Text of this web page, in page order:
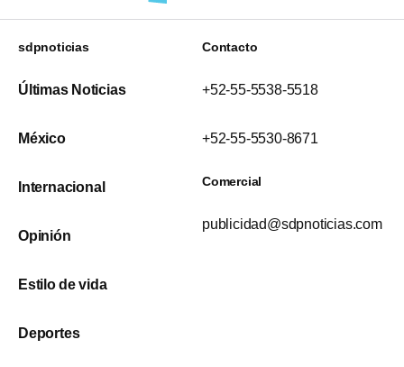
sdpnoticias
Últimas Noticias
México
Internacional
Opinión
Estilo de vida
Deportes
Contacto
+52-55-5538-5518
+52-55-5530-8671
Comercial
publicidad@sdpnoticias.com